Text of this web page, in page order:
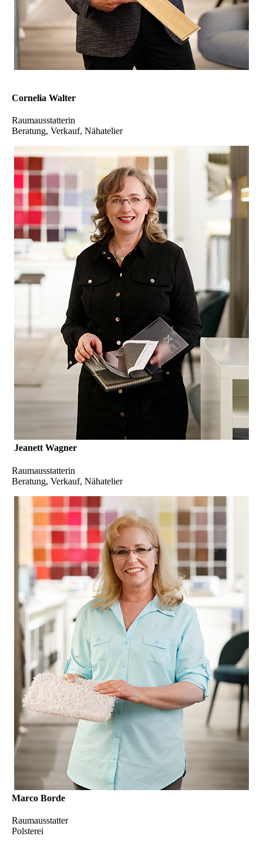
Cornelia Walter
Raumausstatterin
Beratung, Verkauf, Nähatelier
Jeanett Wagner
Raumausstatterin
Beratung, Verkauf, Nähatelier
Marco Borde
Raumausstatter
Polsterei